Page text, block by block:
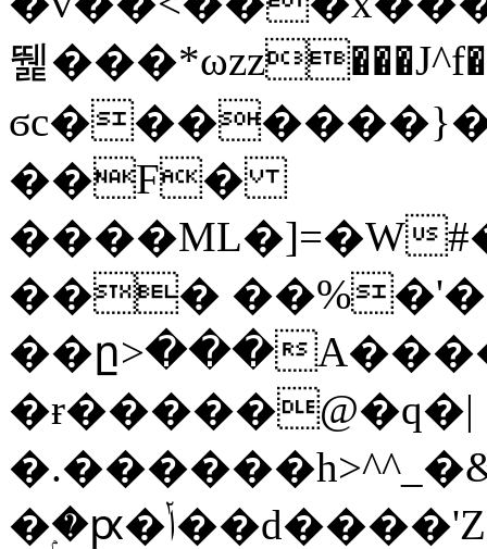
뛡
��F�
����ML�]=�W
���
��ը>���
�ɍ�����@�q�|
�ۭ�ԗ�ݳ��d����'Z����>!pQ}